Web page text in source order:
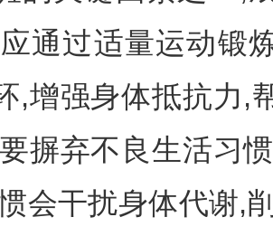
通过适量运动锻
,增强身体抵抗力,
摒弃不良生活习
会干扰身体代谢,